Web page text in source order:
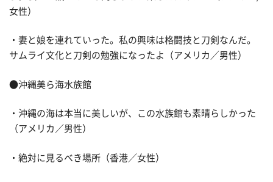
女性）
・妻と娘を連れていった。私の興味は格闘技と刀剣なんだ。
サムライ文化と刀剣の勉強になったよ（アメリカ／男性）
●沖縄美ら海水族館
・沖縄の海は本当に美しいが、この水族館も素晴らしかった
（アメリカ／男性）
・絶対に見るべき場所（香港／女性）